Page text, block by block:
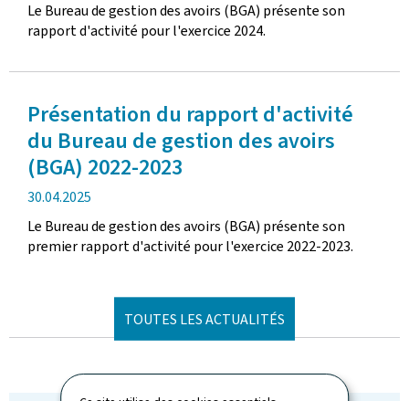
publication
Le Bureau de gestion des avoirs (BGA) présente son
rapport d'activité pour l'exercice 2024.
Présentation du rapport d'activité
du Bureau de gestion des avoirs
(BGA) 2022-2023
date
de
publication
30.04.2025
Le Bureau de gestion des avoirs (BGA) présente son
premier rapport d'activité pour l'exercice 2022-2023.
TOUTES LES ACTUALITÉS